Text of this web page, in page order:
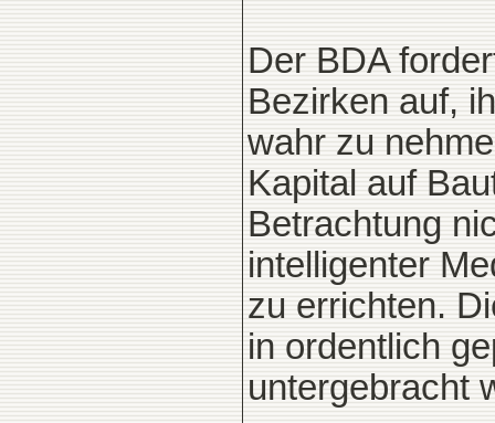
Der BDA
Bezirken auf,
wahr zu
Kapital auf
Betrachtung
intelligenter
zu errichten.
in ordentlich
untergebracht